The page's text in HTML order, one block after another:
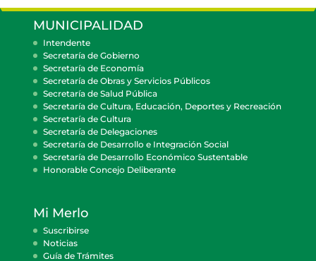
MUNICIPALIDAD
Intendente
Secretaría de Gobierno
Secretaría de Economía
Secretaría de Obras y Servicios Públicos
Secretaría de Salud Pública
Secretaría de Cultura, Educación, Deportes y Recreación
Secretaría de Cultura
Secretaría de Delegaciones
Secretaría de Desarrollo e Integración Social
Secretaría de Desarrollo Económico Sustentable
Honorable Concejo Deliberante
Mi Merlo
Suscribirse
Noticias
Guía de Trámites